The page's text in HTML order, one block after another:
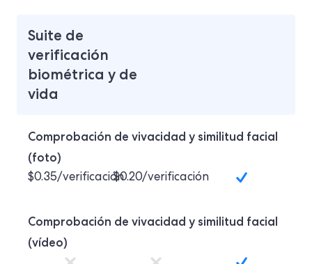
Suite de
verificación
biométrica y de
vida
Comprobación de vivacidad y similitud facial
(foto)
$0.35/verificación$0.20/verificación
Comprobación de vivacidad y similitud facial
(vídeo)